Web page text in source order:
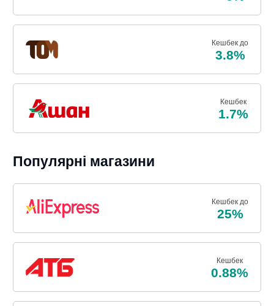
Кешбек до
3.8%
Кешбек
1.7%
Популярні магазини
Кешбек до
25%
Кешбек
0.88%